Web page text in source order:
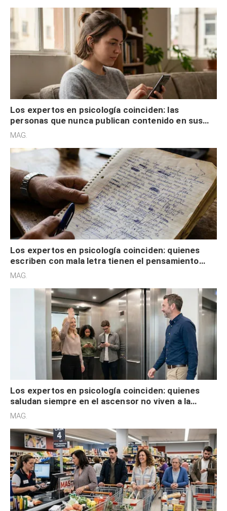
Los expertos en psicología coinciden: las
personas que nunca publican contenido en sus
redes sociales no pretenden buscar validación
MAG.
Los expertos en psicología coinciden: quienes
escriben con mala letra tienen el pensamiento
acelerado y no lo hacen por desinterés
MAG.
Los expertos en psicología coinciden: quienes
saludan siempre en el ascensor no viven a la
defensiva y tienen apertura social
MAG.